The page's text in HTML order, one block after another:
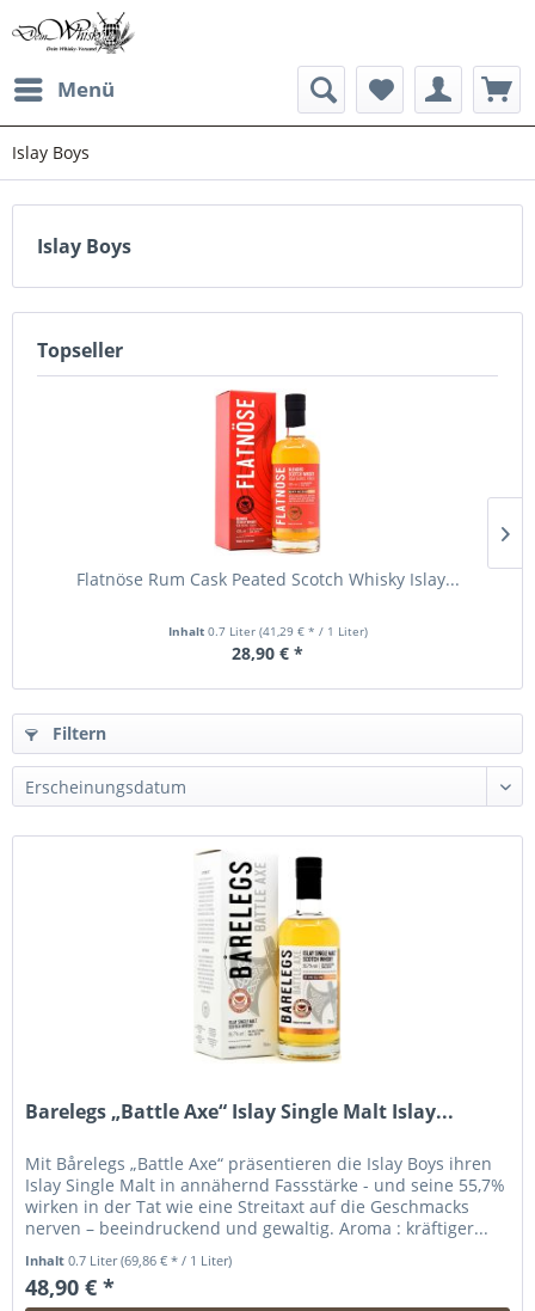
Menü
Islay Boys
Islay Boys
Topseller
Flatnöse Rum Cask Peated Scotch Whisky Islay...
Inhalt 0.7 Liter (41,29 € * / 1 Liter)
28,90 € *
Filtern
Barelegs „Battle Axe“ Islay Single Malt Islay...
Mit Bårelegs „Battle Axe“ präsentieren die Islay Boys ihren
Islay Single Malt in annähernd Fassstärke - und seine 55,7%
wirken in der Tat wie eine Streitaxt auf die Geschmacks
nerven – beeindruckend und gewaltig. Aroma : kräftiger...
Inhalt0.7 Liter(69,86 € * / 1 Liter)
48,90 € *